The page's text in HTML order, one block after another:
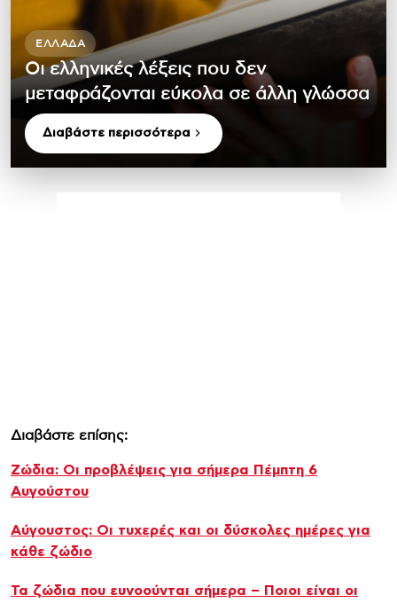
ΕΛΛΆΔΑ
Οι ελληνικές λέξεις που δεν
μεταφράζονται εύκολα σε άλλη γλώσσα
Διαβάστε περισσότερα
Διαβάστε επίσης:
Ζώδια: Οι προβλέψεις για σήμερα Πέμπτη 6
Aυγούστου
Αύγουστος: Οι τυχερές και οι δύσκολες ημέρες για
κάθε ζώδιο
Τα ζώδια που ευνοούνται σήμερα – Ποιοι είναι οι